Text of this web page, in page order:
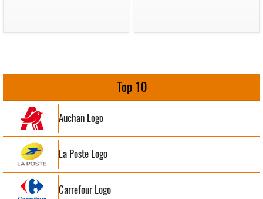
Top 10
Auchan Logo
La Poste Logo
Carrefour Logo